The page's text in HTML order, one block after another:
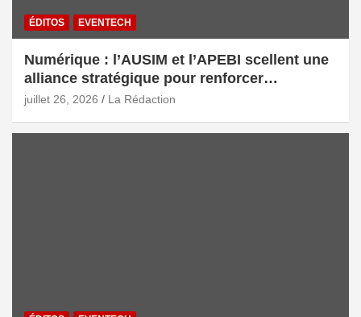
ÉDITOS EVENTECH
Numérique : l’AUSIM et l’APEBI scellent une
alliance stratégique pour renforcer
l’écosystème digital marocain
juillet 26, 2026 La Rédaction